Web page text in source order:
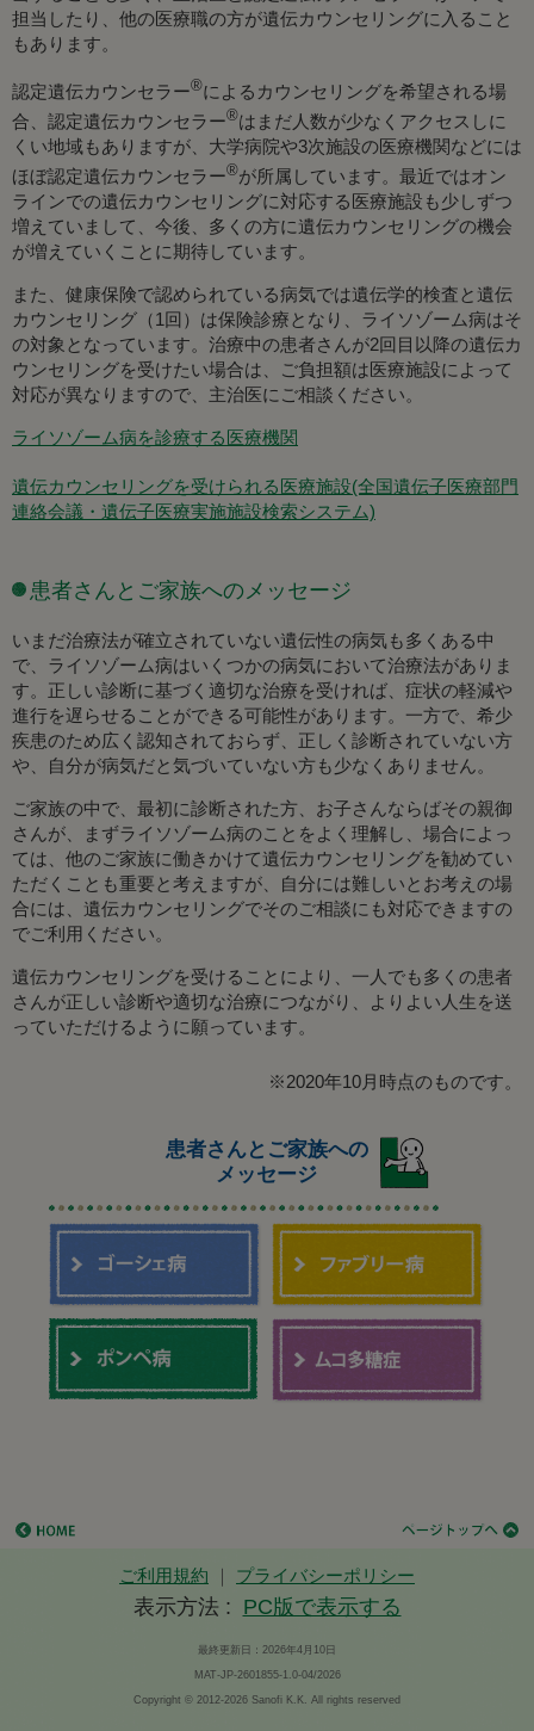
担当したり、他の医療職の方が遺伝カウンセリングに入ること
もあります。
認定遺伝カウンセラー®によるカウンセリングを希望される場
合、認定遺伝カウンセラー®はまだ人数が少なくアクセスしに
くい地域もありますが、大学病院や3次施設の医療機関などには
ほぼ認定遺伝カウンセラー®が所属しています。最近ではオン
ラインでの遺伝カウンセリングに対応する医療施設も少しずつ
増えていまして、今後、多くの方に遺伝カウンセリングの機会
が増えていくことに期待しています。
また、健康保険で認められている病気では遺伝学的検査と遺伝
カウンセリング（1回）は保険診療となり、ライソゾーム病はそ
の対象となっています。治療中の患者さんが2回目以降の遺伝カ
ウンセリングを受けたい場合は、ご負担額は医療施設によって
対応が異なりますので、主治医にご相談ください。
ライソゾーム病を診療する医療機関
遺伝カウンセリングを受けられる医療施設(全国遺伝子医療部門
連絡会議・遺伝子医療実施施設検索システム)
患者さんとご家族へのメッセージ
いまだ治療法が確立されていない遺伝性の病気も多くある中
で、ライソゾーム病はいくつかの病気において治療法がありま
す。正しい診断に基づく適切な治療を受ければ、症状の軽減や
進行を遅らせることができる可能性があります。一方で、希少
疾患のため広く認知されておらず、正しく診断されていない方
や、自分が病気だと気づいていない方も少なくありません。
ご家族の中で、最初に診断された方、お子さんならばその親御
さんが、まずライソゾーム病のことをよく理解し、場合によっ
ては、他のご家族に働きかけて遺伝カウンセリングを勧めてい
ただくことも重要と考えますが、自分には難しいとお考えの場
合には、遺伝カウンセリングでそのご相談にも対応できますの
でご利用ください。
遺伝カウンセリングを受けることにより、一人でも多くの患者
さんが正しい診断や適切な治療につながり、よりよい人生を送
っていただけるように願っています。
※2020年10月時点のものです。
患者さんとご家族への
メッセージ
ご利用規約 ｜ プライバシーポリシー
表示方法 : PC版で表示する
最終更新日：2026年4月10日
MAT-JP-2601855-1.0-04/2026
Copyright © 2012-2026 Sanofi K.K. All rights reserved